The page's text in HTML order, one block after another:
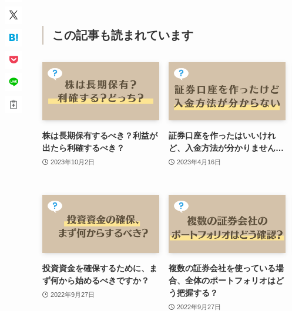
この記事も読まれています
株は長期保有するべき？利益が
出たら利確するべき？
2023年10月2日
証券口座を作ったはいいけれ
ど、入金方法が分かりません…
2023年4月16日
投資資金を確保するために、ま
ず何から始めるべきですか？
2022年9月27日
複数の証券会社を使っている場
合、全体のポートフォリオはど
う把握する？
2022年9月27日